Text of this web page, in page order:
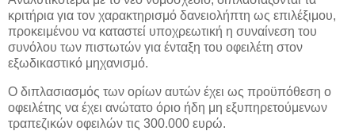
κριτήρια για τον χαρακτηρισμό δανειολήπτη ως επιλέξιμου,
προκειμένου να καταστεί υποχρεωτική η συναίνεση του
συνόλου των πιστωτών για ένταξη του οφειλέτη στον
εξωδικαστικό μηχανισμό.
Ο διπλασιασμός των ορίων αυτών έχει ως προϋπόθεση ο
οφειλέτης να έχει ανώτατο όριο ήδη μη εξυπηρετούμενων
τραπεζικών οφειλών τις 300.000 ευρώ.